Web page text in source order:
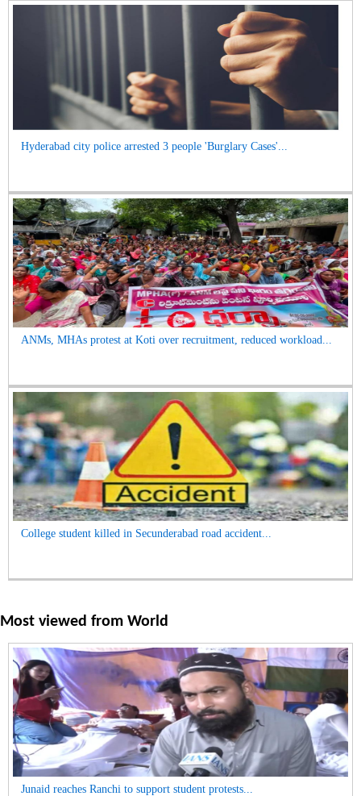
Hyderabad city police arrested 3 people 'Burglary Cases'...
ANMs, MHAs protest at Koti over recruitment, reduced workload...
College student killed in Secunderabad road accident...
Most viewed from World
Junaid reaches Ranchi to support student protests...